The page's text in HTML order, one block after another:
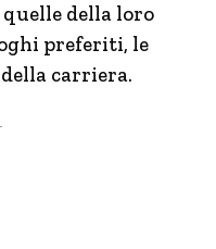
della loro
preferiti, le
carriera.